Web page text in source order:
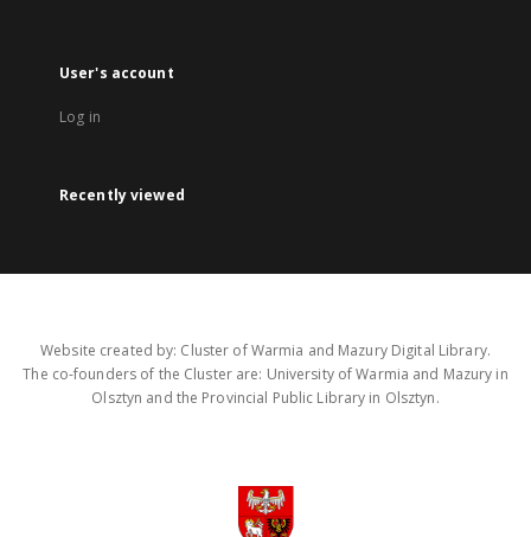
User's account
Log in
Recently viewed
Website created by: Cluster of Warmia and Mazury Digital Library.
The co-founders of the Cluster are: University of Warmia and Mazury in
Olsztyn and the Provincial Public Library in Olsztyn.